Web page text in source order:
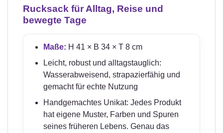
Rucksack für Alltag, Reise und
bewegte Tage
Maße: H 41 × B 34 × T 8 cm
Leicht, robust und alltagstauglich:
Wasserabweisend, strapazierfähig und
gemacht für echte Nutzung
Handgemachtes Unikat: Jedes Produkt
hat eigene Muster, Farben und Spuren
seines früheren Lebens. Genau das